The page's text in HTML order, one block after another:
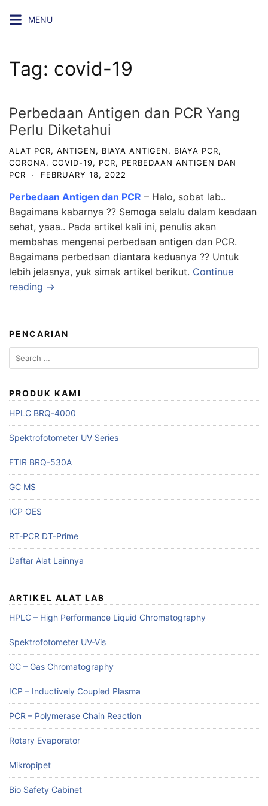
MENU
Tag: covid-19
Perbedaan Antigen dan PCR Yang
Perlu Diketahui
ALAT PCR, ANTIGEN, BIAYA ANTIGEN, BIAYA PCR,
CORONA, COVID-19, PCR, PERBEDAAN ANTIGEN DAN
PCR
· FEBRUARY 18, 2022
Perbedaan Antigen dan PCR – Halo, sobat lab..
Bagaimana kabarnya ?? Semoga selalu dalam keadaan
sehat, yaaa.. Pada artikel kali ini, penulis akan
membahas mengenai perbedaan antigen dan PCR.
Bagaimana perbedaan diantara keduanya ?? Untuk
lebih jelasnya, yuk simak artikel berikut. Continue
reading →
PENCARIAN
Search
for:
PRODUK KAMI
HPLC BRQ-4000
Spektrofotometer UV Series
FTIR BRQ-530A
GC MS
ICP OES
RT-PCR DT-Prime
Daftar Alat Lainnya
ARTIKEL ALAT LAB
HPLC – High Performance Liquid Chromatography
Spektrofotometer UV-Vis
GC – Gas Chromatography
ICP – Inductively Coupled Plasma
PCR – Polymerase Chain Reaction
Rotary Evaporator
Mikropipet
Bio Safety Cabinet